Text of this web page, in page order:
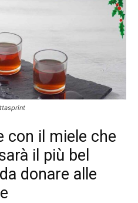
con il miele che
il più bel
donare alle